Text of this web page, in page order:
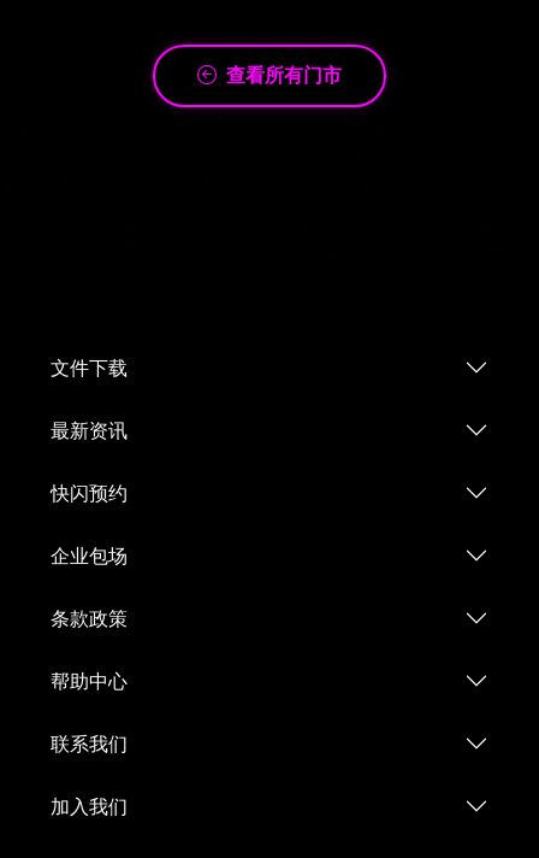
查看所有门市
文件下载
最新资讯
快闪预约
企业包场
条款政策
帮助中心
联系我们
加入我们